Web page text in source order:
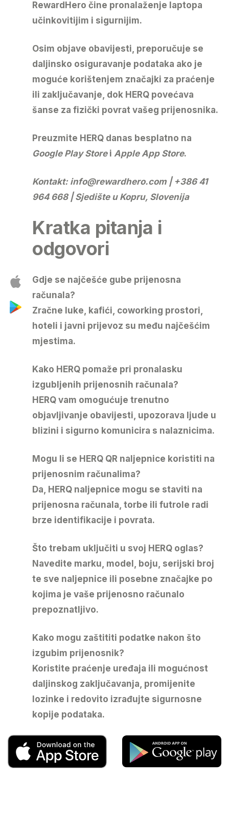
RewardHero čine pronalaženje laptopa
učinkovitijim i sigurnijim.
Osim objave obavijesti, preporučuje se
daljinsko osiguravanje podataka ako je
moguće korištenjem značajki za praćenje
ili zaključavanje, dok HERQ povećava
šanse za fizički povrat vašeg prijenosnika.
Preuzmite HERQ danas besplatno na
Google Play Storei Apple App Store.
Kontakt: info@rewardhero.com | +386 41
964 668 | Sjedište u Kopru, Slovenija
Kratka pitanja i
odgovori
Gdje se najčešće gube prijenosna
računala?
Zračne luke, kafići, coworking prostori,
hoteli i javni prijevoz su među najčešćim
mjestima.
Kako HERQ pomaže pri pronalasku
izgubljenih prijenosnih računala?
HERQ vam omogućuje trenutno
objavljivanje obavijesti, upozorava ljude u
blizini i sigurno komunicira s nalaznicima.
Mogu li se HERQ QR naljepnice koristiti na
prijenosnim računalima?
Da, HERQ naljepnice mogu se staviti na
prijenosna računala, torbe ili futrole radi
brze identifikacije i povrata.
Što trebam uključiti u svoj HERQ oglas?
Navedite marku, model, boju, serijski broj
te sve naljepnice ili posebne značajke po
kojima je vaše prijenosno računalo
prepoznatljivo.
Kako mogu zaštititi podatke nakon što
izgubim prijenosnik?
Koristite praćenje uređaja ili mogućnost
daljinskog zaključavanja, promijenite
lozinke i redovito izrađujte sigurnosne
kopije podataka.